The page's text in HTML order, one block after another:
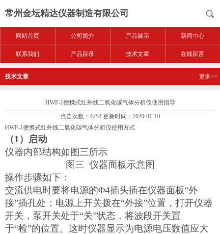
常州金坛精达仪器制造有限公司
网站首页 公司简介 产品展示 新闻中心
联系我们 产品目录 技术文章 在线留言
技术文章 更多>>
HWF-1便携式红外线二氧化碳气体分析仪使用指导
点击次数：4254 更新时间：2020-01-10
HWF-1便携式红外线二氧化碳气体分析仪使用方式
（1）启动
仪器内部结构如图三所示
图三 仪器面板示意图
操作步骤如下：
交流供电时要将电源的Φ4插头插在仪器面板“外
接”插孔处；电源上开关拨在“外接”位置，打开仪器
开关，泵开关处于“关”状态，将波段开关置
于“检”的位置。这时仪器显示为电源电压数值应大